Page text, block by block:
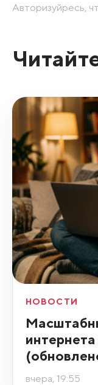
Авторизуйресь,
НОВОСТИ
вчера, 19:55